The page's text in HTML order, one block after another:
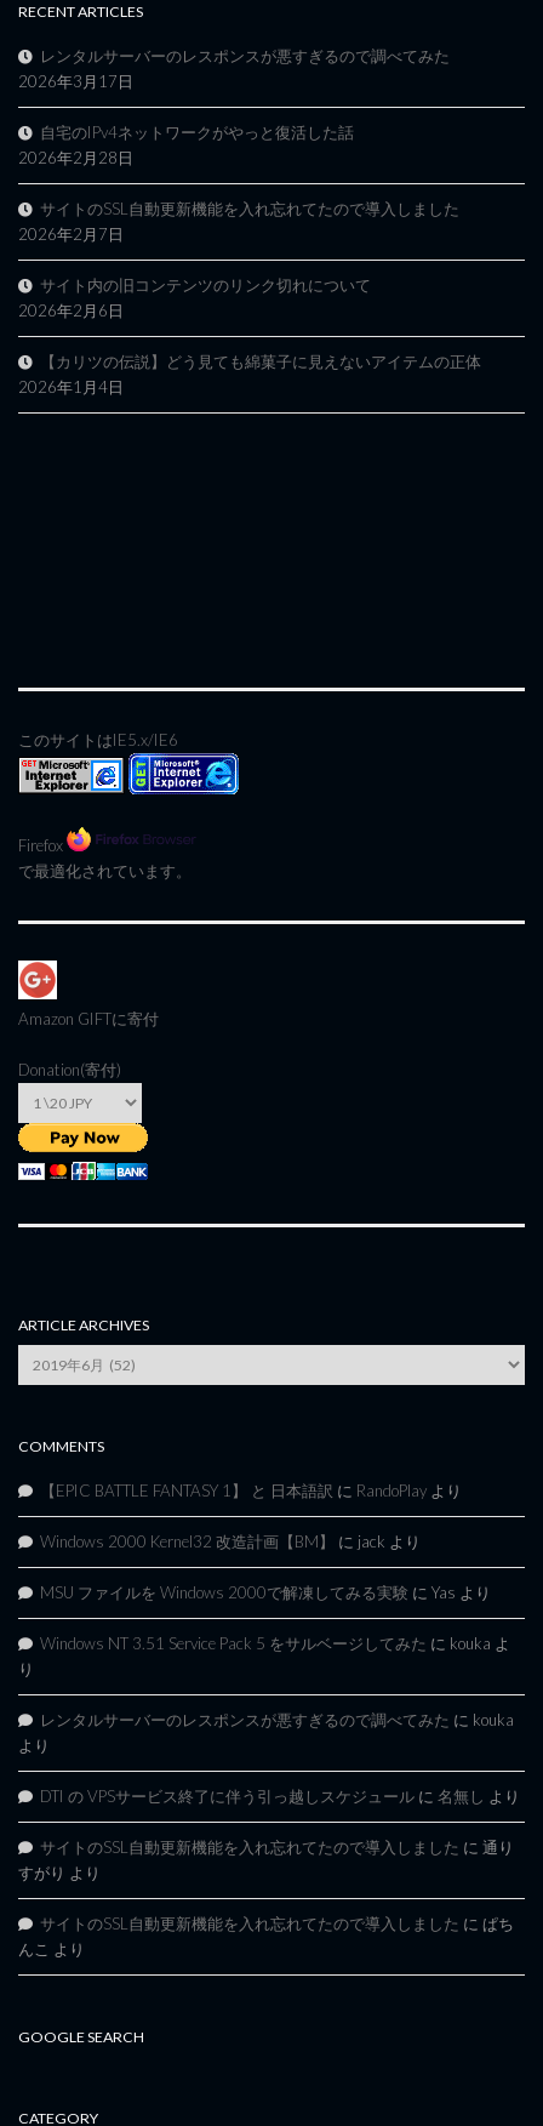
RECENT ARTICLES
レンタルサーバーのレスポンスが悪すぎるので調べてみた
2026年3月17日
自宅のIPv4ネットワークがやっと復活した話
2026年2月28日
サイトのSSL自動更新機能を入れ忘れてたので導入しました
2026年2月7日
サイト内の旧コンテンツのリンク切れについて
2026年2月6日
【カリツの伝説】どう見ても綿菓子に見えないアイテムの正体
2026年1月4日
このサイトはIE5.x/IE6
Firefox
で最適化されています。
Amazon GIFTに寄付
Donation(寄付)
ARTICLE ARCHIVES
Archives
COMMENTS
【EPIC BATTLE FANTASY 1】 と 日本語訳 に RandoPlay より
Windows 2000 Kernel32 改造計画【BM】 に jack より
MSU ファイルを Windows 2000で解凍してみる実験 に Yas より
Windows NT 3.51 Service Pack 5 をサルベージしてみた に kouka よ
り
レンタルサーバーのレスポンスが悪すぎるので調べてみた に kouka
より
DTI の VPSサービス終了に伴う引っ越しスケジュール に 名無し より
サイトのSSL自動更新機能を入れ忘れてたので導入しました に 通り
すがり より
サイトのSSL自動更新機能を入れ忘れてたので導入しました に ぱち
んこ より
GOOGLE SEARCH
CATEGORY